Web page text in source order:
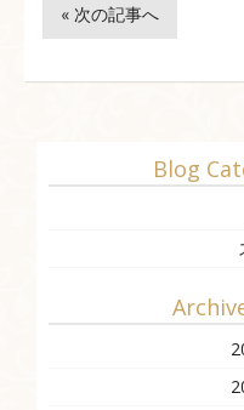
« 次の記事へ
Blog